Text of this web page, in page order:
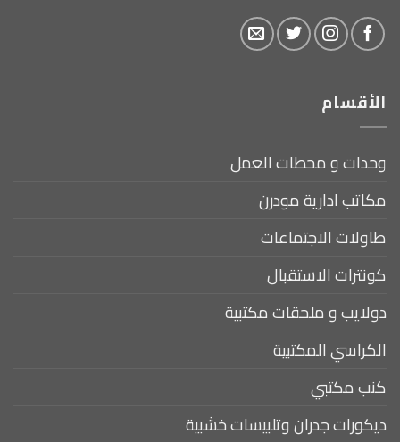
الأقسام
وحدات و محطات العمل
مكاتب ادارية مودرن
طاولات الاجتماعات
كونترات الاستقبال
دولايب و ملحقات مكتبية
الكراسي المكتبية
كنب مكتبي
ديكورات جدران وتلبيسات خشبية